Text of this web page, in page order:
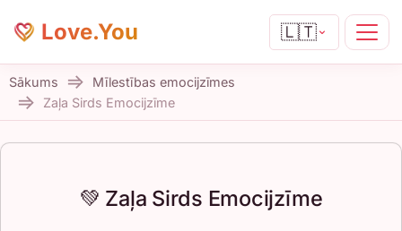
Love.You 🇱🇹
Sākums
Mīlestības emocijzīmes
Zaļa Sirds Emocijzīme
💚 Zaļa Sirds Emocijzīme